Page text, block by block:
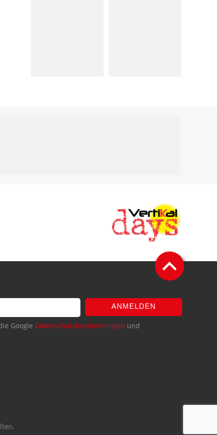
ANMELDEN
Google Datenschutzbestimmungen und